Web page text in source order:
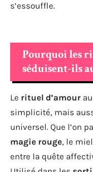
s’essouffle.
Pourquoi les
séduisent-ils
Le rituel d’amour
simplicité, mais
universel. Que l’on
magie rouge, le
entre la quête